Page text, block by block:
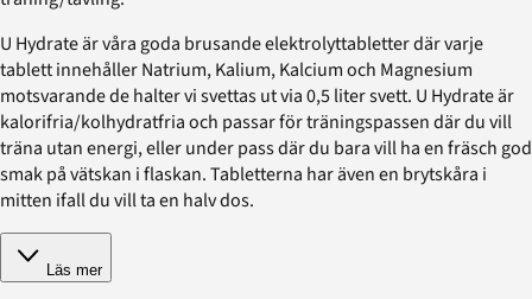
U Hydrate är våra goda brusande elektrolyttabletter där varje
tablett innehåller Natrium, Kalium, Kalcium och Magnesium
motsvarande de halter vi svettas ut via 0,5 liter svett. U Hydrate är
kalorifria/kolhydratfria och passar för träningspassen där du vill
träna utan energi, eller under pass där du bara vill ha en fräsch god
smak på vätskan i flaskan. Tabletterna har även en brytskåra i
mitten ifall du vill ta en halv dos.
Läs mer